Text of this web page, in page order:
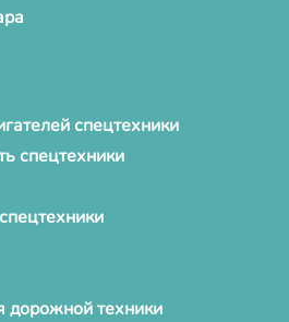
спецтехники
спецтехники
дорожной техники